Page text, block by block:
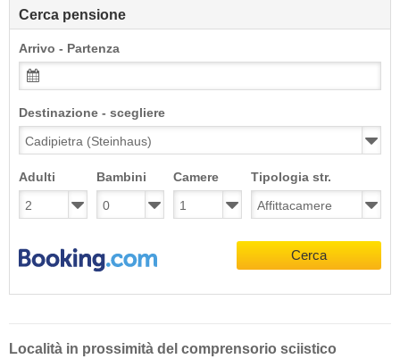
Cerca pensione
Arrivo - Partenza
Destinazione - scegliere
Adulti Bambini Camere Tipologia str.
Cerca
Località in prossimità del comprensorio sciistico